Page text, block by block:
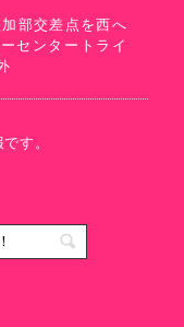
部交差点を西へ
センタートライ
す。